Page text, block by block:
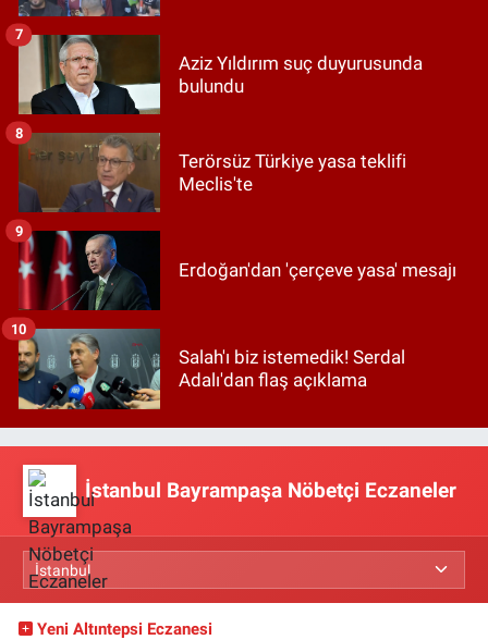
Aziz Yıldırım suç duyurusunda
bulundu
7
Terörsüz Türkiye yasa teklifi
Meclis'te
8
Erdoğan'dan 'çerçeve yasa' mesajı
9
Salah'ı biz istemedik! Serdal
Adalı'dan flaş açıklama
10
İstanbul Bayrampaşa Nöbetçi Eczaneler
Yeni Altıntepsi Eczanesi